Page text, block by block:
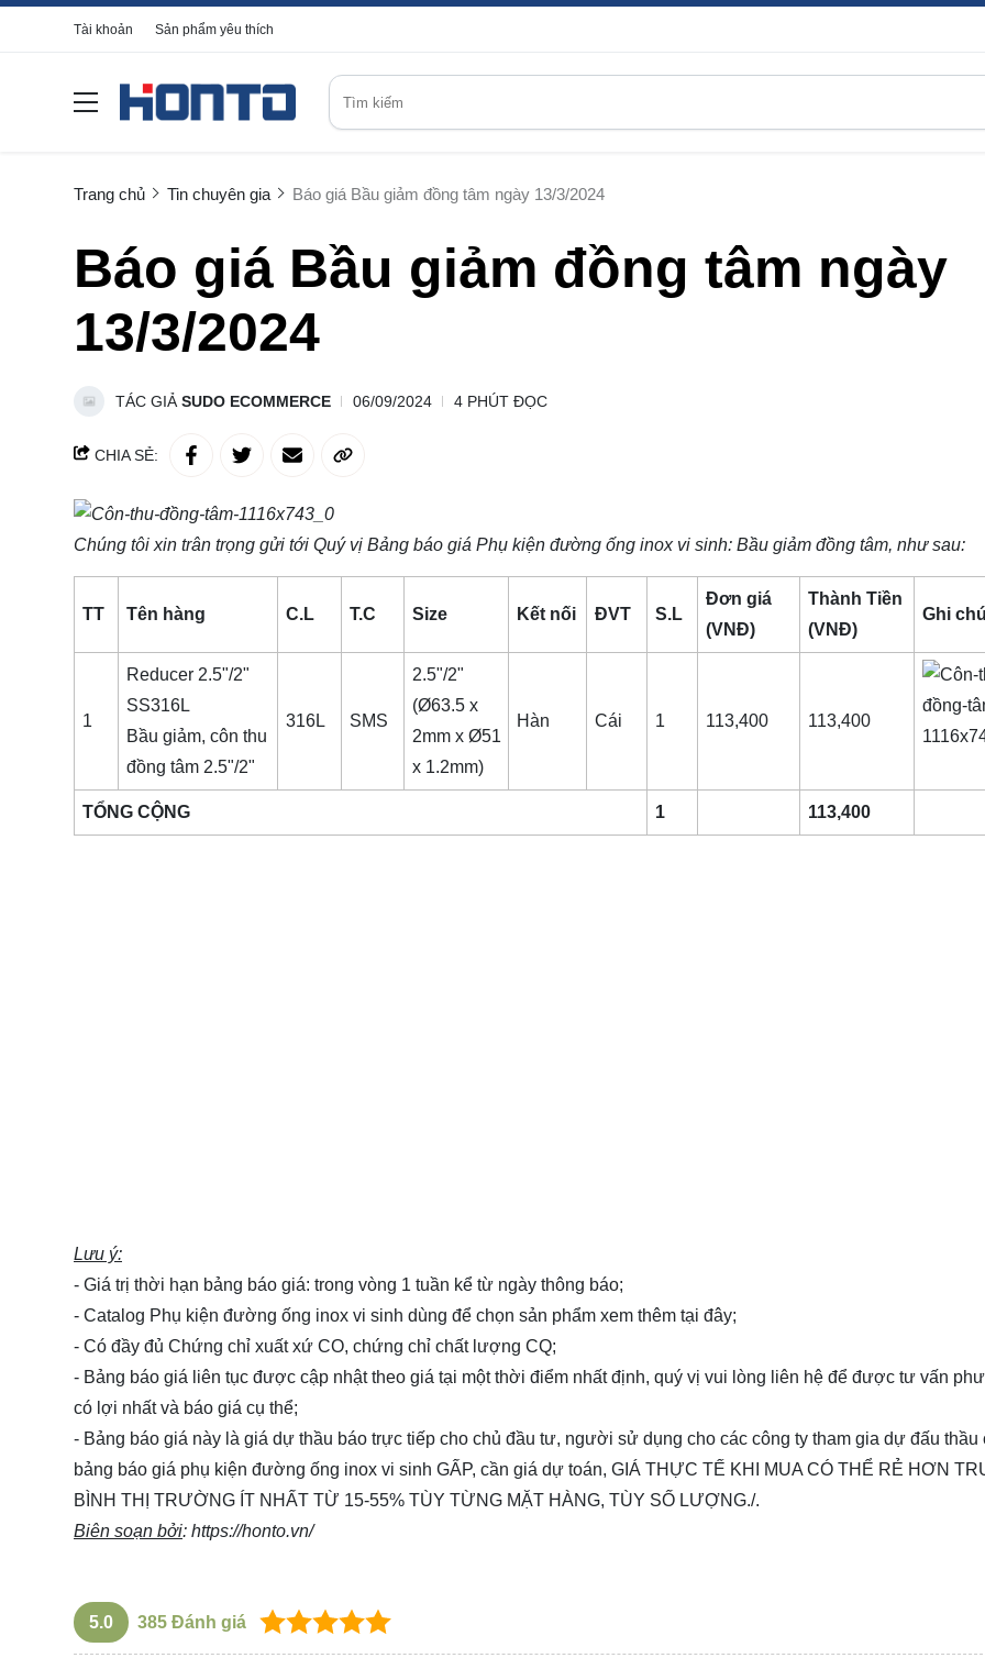
Tài khoản Sản phẩm yêu thích
Trang chủ Tin chuyên gia Báo giá Bầu giảm đồng tâm ngày 13/3/2024
Báo giá Bầu giảm đồng tâm ngày
13/3/2024
TÁC GIẢ SUDO ECOMMERCE 06/09/2024 4 PHÚT ĐỌC
CHIA SẺ:
Chúng tôi xin trân trọng gửi tới Quý vị Bảng báo giá Phụ kiện đường ống inox vi sinh: Bầu giảm đồng tâm, như sau:
TT Tên hàng C.L T.C Size Kết nối ĐVT S.L
Đơn giá
(VNĐ)
Thành Tiền
(VNĐ)
Ghi
1
Reducer 2.5"/2"
SS316L
Bầu giảm, côn thu
đồng tâm 2.5"/2"
316L SMS
2.5"/2"
(Ø63.5 x
2mm x Ø51
x 1.2mm)
Hàn Cái 1 113,400 113,400
TỔNG CỘNG 1 113,400
Lưu ý:
- Giá trị thời hạn bảng báo giá: trong vòng 1 tuần kể từ ngày thông báo;
- Catalog Phụ kiện đường ống inox vi sinh dùng để chọn sản phẩm xem thêm tại đây;
- Có đầy đủ Chứng chỉ xuất xứ CO, chứng chỉ chất lượng CQ;
- Bảng báo giá liên tục được cập nhật theo giá tại một thời điểm nhất định, quý vị vui lòng liên hệ để được tư vấn
có lợi nhất và báo giá cụ thể;
- Bảng báo giá này là giá dự thầu báo trực tiếp cho chủ đầu tư, người sử dụng cho các công ty tham gia dự đấu thầu
bảng báo giá phụ kiện đường ống inox vi sinh GẤP, cần giá dự toán, GIÁ THỰC TẾ KHI MUA CÓ THỂ RẺ HƠN
BÌNH THỊ TRƯỜNG ÍT NHẤT TỪ 15-55% TÙY TỪNG MẶT HÀNG, TÙY SỐ LƯỢNG./.
Biên soạn bởi: https://honto.vn/
5.0 385 Đánh giá